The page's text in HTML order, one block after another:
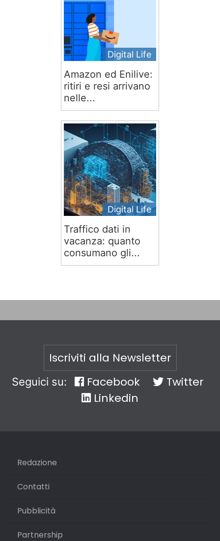
Digital Life
Amazon ed Enilive:
ritiri e resi arrivano
nelle...
Digital Life
Traffico dati in
vacanza: quanto
consumano gli...
Iscriviti alla Newsletter
Seguici su: Facebook
Twitter
Linkedin
Redazione
Contatti
Pubblicità
Partnership